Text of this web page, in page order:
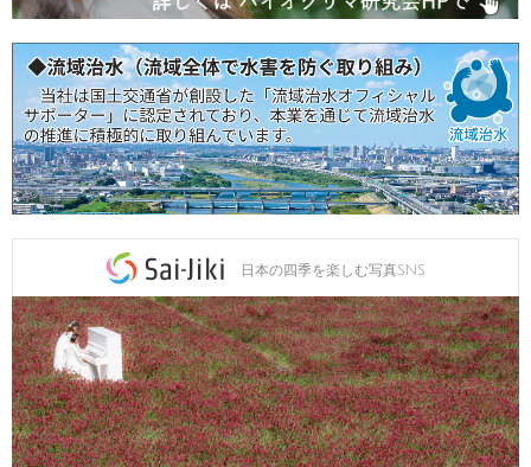
日本の四季を楽しむ写真SNS